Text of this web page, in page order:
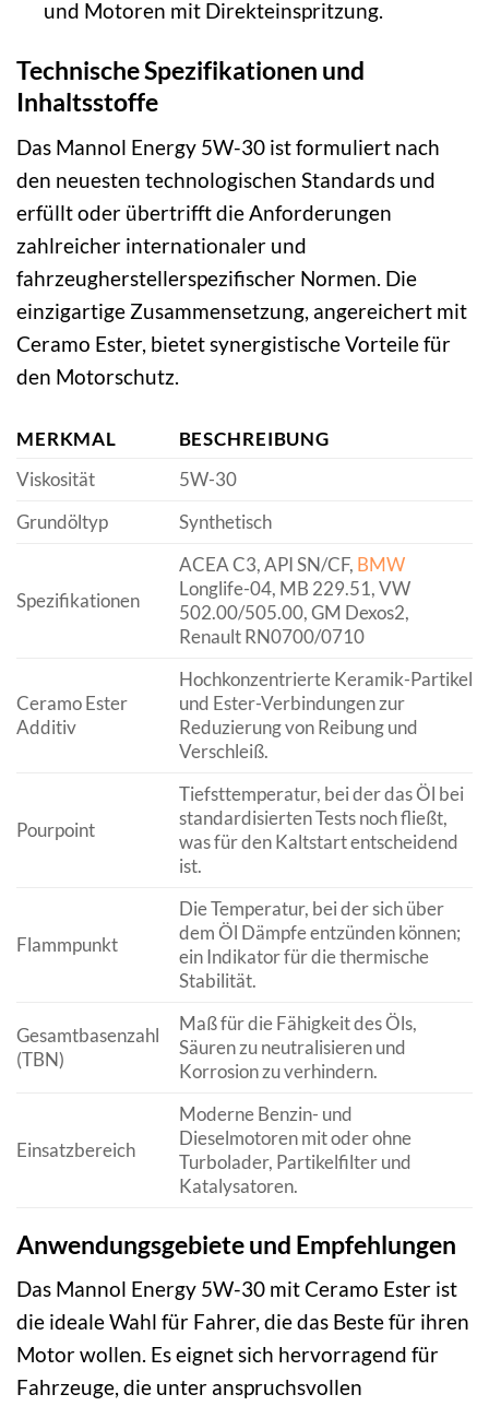
und Motoren mit Direkteinspritzung.
Technische Spezifikationen und
Inhaltsstoffe
Das Mannol Energy 5W-30 ist formuliert nach
den neuesten technologischen Standards und
erfüllt oder übertrifft die Anforderungen
zahlreicher internationaler und
fahrzeugherstellerspezifischer Normen. Die
einzigartige Zusammensetzung, angereichert mit
Ceramo Ester, bietet synergistische Vorteile für
den Motorschutz.
MERKMAL
BESCHREIBUNG
Viskosität
5W-30
Grundöltyp
Synthetisch
Spezifikationen
ACEA C3, API SN/CF, BMW
Longlife-04, MB 229.51, VW
502.00/505.00, GM Dexos2,
Renault RN0700/0710
Ceramo Ester
Additiv
Hochkonzentrierte Keramik-Partikel
und Ester-Verbindungen zur
Reduzierung von Reibung und
Verschleiß.
Pourpoint
Tiefsttemperatur, bei der das Öl bei
standardisierten Tests noch fließt,
was für den Kaltstart entscheidend
ist.
Flammpunkt
Die Temperatur, bei der sich über
dem Öl Dämpfe entzünden können;
ein Indikator für die thermische
Stabilität.
Gesamtbasenzahl
(TBN)
Maß für die Fähigkeit des Öls,
Säuren zu neutralisieren und
Korrosion zu verhindern.
Einsatzbereich
Moderne Benzin- und
Dieselmotoren mit oder ohne
Turbolader, Partikelfilter und
Katalysatoren.
Anwendungsgebiete und Empfehlungen
Das Mannol Energy 5W-30 mit Ceramo Ester ist
die ideale Wahl für Fahrer, die das Beste für ihren
Motor wollen. Es eignet sich hervorragend für
Fahrzeuge, die unter anspruchsvollen